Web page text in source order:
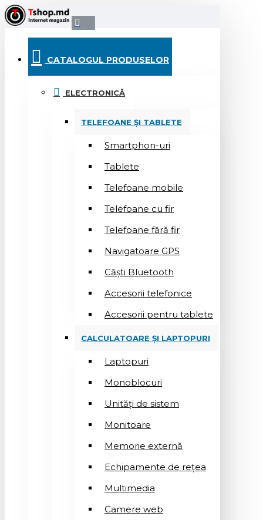
CATALOGUL PRODUSELOR
ELECTRONICĂ
TELEFOANE ȘI TABLETE
Smartphon-uri
Tablete
Telefoane mobile
Telefoane cu fir
Telefoane fără fir
Navigatoare GPS
Căști Bluetooth
Accesorii telefonice
Accesorii pentru tablete
CALCULATOARE ȘI LAPTOPURI
Laptopuri
Monoblocuri
Unități de sistem
Monitoare
Memorie externă
Echipamente de rețea
Multimedia
Camere web